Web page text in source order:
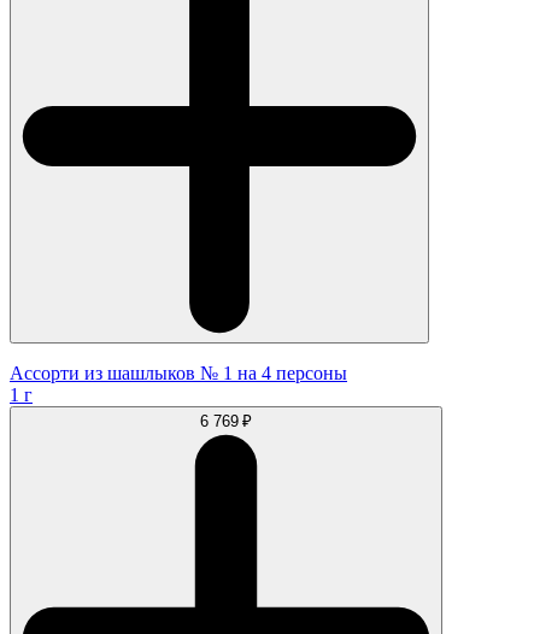
Ассорти из шашлыков № 1 на 4 персоны
1 г
6 769 ₽